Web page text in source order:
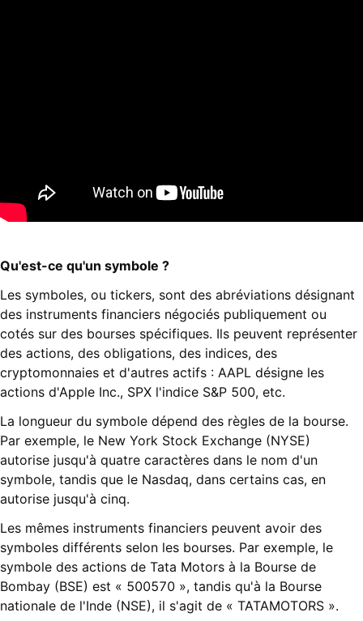
Qu'est-ce qu'un symbole ?
Les symboles, ou tickers, sont des abréviations désignant
des instruments financiers négociés publiquement ou
cotés sur des bourses spécifiques. Ils peuvent représenter
des actions, des obligations, des indices, des
cryptomonnaies et d'autres actifs : AAPL désigne les
actions d'Apple Inc., SPX l'indice S&P 500, etc.
La longueur du symbole dépend des règles de la bourse.
Par exemple, le New York Stock Exchange (NYSE)
autorise jusqu'à quatre caractères dans le nom d'un
symbole, tandis que le Nasdaq, dans certains cas, en
autorise jusqu'à cinq.
Les mêmes instruments financiers peuvent avoir des
symboles différents selon les bourses. Par exemple, le
symbole des actions de Tata Motors à la Bourse de
Bombay (BSE) est « 500570 », tandis qu'à la Bourse
nationale de l'Inde (NSE), il s'agit de « TATAMOTORS ».